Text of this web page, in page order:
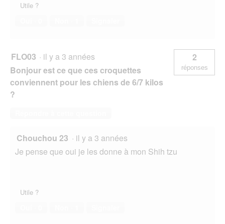
Utile ?
FLO03 · il y a 3 années
Bonjour est ce que ces croquettes
conviennent pour les chiens de 6/7 kilos
?
2
réponses
Chouchou 23 · il y a 3 années
Je pense que oui je les donne à mon Shih tzu
Utile ?